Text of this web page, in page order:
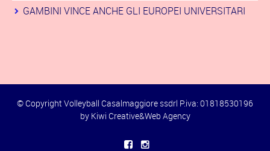
GAMBINI VINCE ANCHE GLI EUROPEI UNIVERSITARI
© Copyright Volleyball Casalmaggiore ssdrl P.iva: 01818530196
by Kiwi Creative&Web Agency